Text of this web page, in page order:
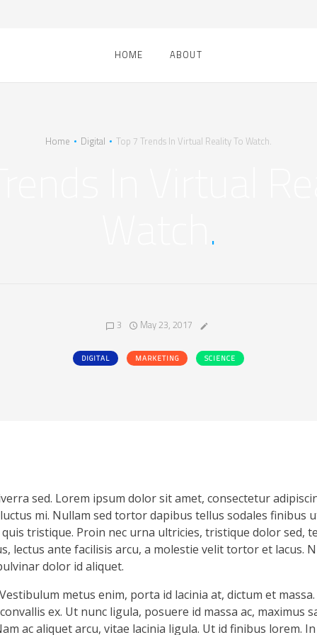
HOME ABOUT
Home Digital Top 7 Trends In Virtual Reality To Watch.
.
3 May 23, 2017
DIGITAL MARKETING SCIENCE
sed. Lorem ipsum dolor sit amet, consectetur
mi. Nullam sed tortor dapibus tellus sodales finibus
tristique. Proin nec urna ultricies, tristique dolor sed,
lectus ante facilisis arcu, a molestie velit tortor et lacus.
dolor id aliquet.
metus enim, porta id lacinia at, dictum et
ex. Ut nunc ligula, posuere id massa ac, maximus
ac aliquet arcu, vitae lacinia ligula. Ut id finibus lorem.